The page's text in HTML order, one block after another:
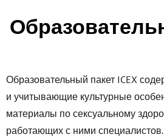
Образовательный пакет ICEX
и учитывающие культурные
материалы по сексуальному
работающих с ними